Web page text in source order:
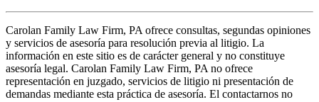
Carolan Family Law Firm, PA ofrece consultas, segundas opiniones
y servicios de asesoría para resolución previa al litigio. La
información en este sitio es de carácter general y no constituye
asesoría legal. Carolan Family Law Firm, PA no ofrece
representación en juzgado, servicios de litigio ni presentación de
demandas mediante esta práctica de asesoría. El contactarnos no